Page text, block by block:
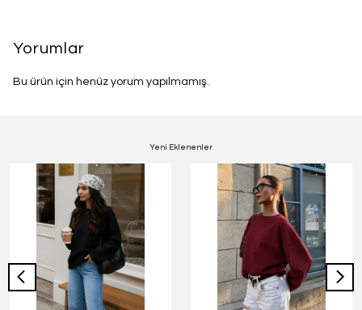
Yorumlar
Bu ürün için henüz yorum yapılmamış.
Yeni Eklenenler